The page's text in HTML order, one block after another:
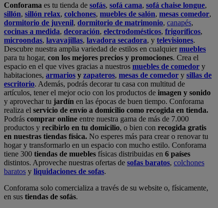
Conforama es tu tienda de sofás, sofá cama, sofá chaise longue,
sillón, sillón relax, colchones, muebles de salón, mesas comedor,
dormitorio de juvenil, dormitorio de matrimonio, canapés,
cocinas a medida, decoración, electrodomésticos, frigoríficos,
microondas, lavavajillas, lavadora secadora, y televisiones.
Descubre nuestra amplia variedad de estilos en cualquiermuebles
para tu hogar, con los mejores precios y promociones. Crea el
espacio en el que vives gracias a nuestros muebles de comedor y
habitaciones, armarios y zapateros, mesas de comedor y sillas de
escritorio. Además, podrás decorar tu casa con multitud de
artículos, tener el mejor ocio con los productos de imagen y sonido
y aprovechar tu jardín en las épocas de buen tiempo. Conforama
realiza el servicio de envío a domicilio como recogida en tienda.
Podrás comprar online entre nuestra gama de más de 7.000
productos y recibirlo en tu domicilio, o bien con recogida gratis
en nuestras tiendas física. No esperes más para crear o renovar tu
hogar y transformarlo en un espacio con mucho estilo. Conforama
tiene 300 tiendas de muebles físicas distribuidas en 6 países
distintos. Aproveche nuestras ofertas de sofas baratos, colchones
baratos y liquidaciones de sofas.
Conforama solo comercializa a través de su website o, físicamente,
en sus tiendas de sofás.